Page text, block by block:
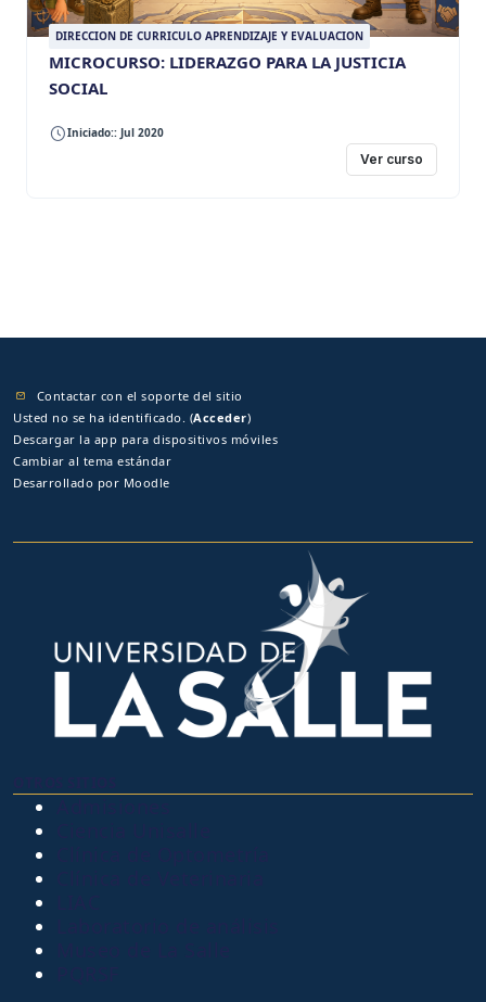
DIRECCION DE CURRICULO APRENDIZAJE Y EVALUACION
MICROCURSO: LIDERAZGO PARA LA JUSTICIA
SOCIAL
Iniciado:: Jul 2020
Ver curso
Contactar con el soporte del sitio
Usted no se ha identificado. (Acceder)
Descargar la app para dispositivos móviles
Cambiar al tema estándar
Desarrollado por Moodle